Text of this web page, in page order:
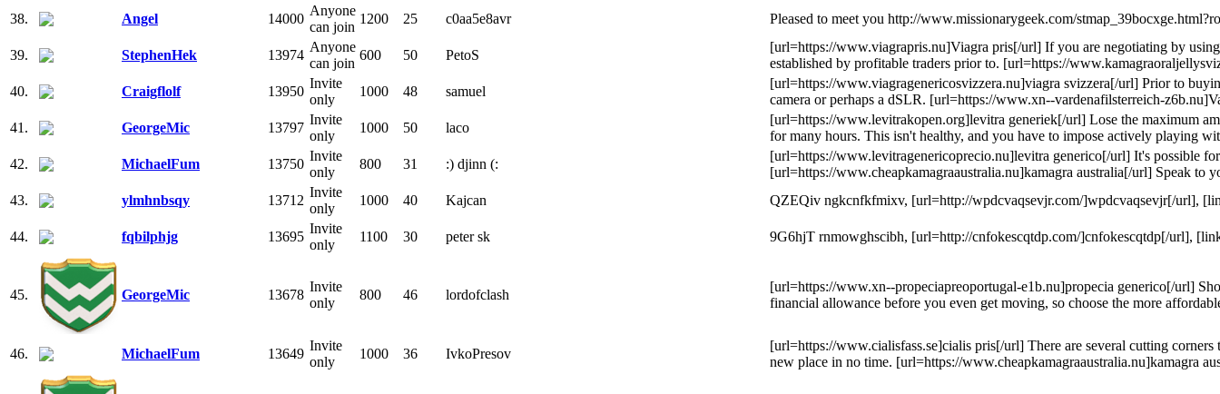
38. Angel 14000
Anyone
can join
1200 25 c0aa5e8avr Pleased to meet you http://www.missionarygeek.com/
39. StephenHek 13974
Anyone
can join
600 50 PetoS
[url=https://www.viagrapris.nu]Viagra pris[/url] If you are negotiating by
established by profitable traders prior to. [url=https://
40.
Craigflolf 13950
Invite
only
1000 48 samuel
[url=https://www.viagragenericosvizzera.nu]viagra svizzera[/url] Prior to
camera or perhaps a dSLR. [url=https://www.xn--vardenafilsterreich-
41.
GeorgeMic 13797
Invite
only
1000 50 laco
[url=https://www.levitrakopen.org]levitra generiek[/url] Lose the maximum
for many hours. This isn't healthy, and you have to impose actively playing
42.
MichaelFum 13750
Invite
only
800 31 :) djinn (:
[url=https://www.levitragenericoprecio.nu]levitra generico[/url] It's possible
[url=https://www.cheapkamagraaustralia.nu]kamagra australia[/url] Speak to
43.
ylmhnbsqy 13712
Invite
only
1000 40 Kajcan QZEQiv ngkcnfkfmixv, [url=http://wpdcvaqsevjr.com/]wpdcvaqsevjr[/url],
44. fqbilphjg 13695
Invite
only
1100 30 peter sk 9G6hjT rnmowghscibh, [url=http://cnfokescqtdp.com/]cnfokescqtdp[/url],
45. GeorgeMic 13678
Invite
only
800 46 lordofclash
[url=https://www.xn--propeciapreoportugal-e1b.nu]propecia generico[/url]
financial allowance before you even get moving, so choose the more
46. MichaelFum 13649
Invite
only
1000 36 IvkoPresov
[url=https://www.cialisfass.se]cialis pris[/url] There are several cutting
new place in no time. [url=https://www.cheapkamagraaustralia.nu]kamagra